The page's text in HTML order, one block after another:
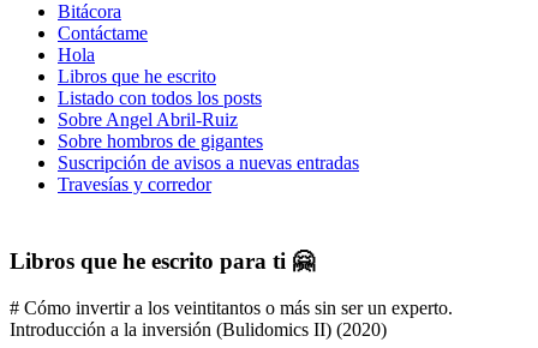
Bitácora
Contáctame
Hola
Libros que he escrito
Listado con todos los posts
Sobre Angel Abril-Ruiz
Sobre hombros de gigantes
Suscripción de avisos a nuevas entradas
Travesías y corredor
Libros que he escrito para ti 🤗
# Cómo invertir a los veintitantos o más sin ser un experto.
Introducción a la inversión (Bulidomics II) (2020)